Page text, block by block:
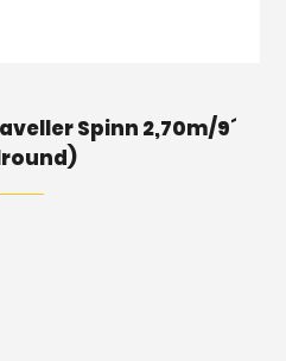
Spinn 2,70m/9´